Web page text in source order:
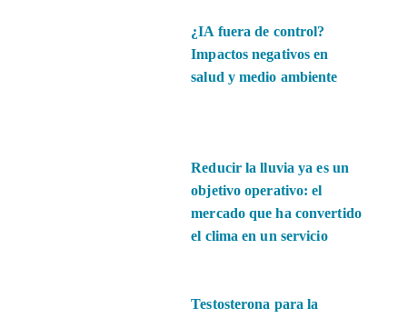
¿IA fuera de control?
Impactos negativos en
salud y medio ambiente
Reducir la lluvia ya es un
objetivo operativo: el
mercado que ha convertido
el clima en un servicio
Testosterona para la